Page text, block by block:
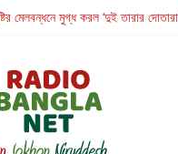
মেলবন্ধনে মুগ্ধ করল ‘দুই তারার
Provoking Short Film
এলে তাই’